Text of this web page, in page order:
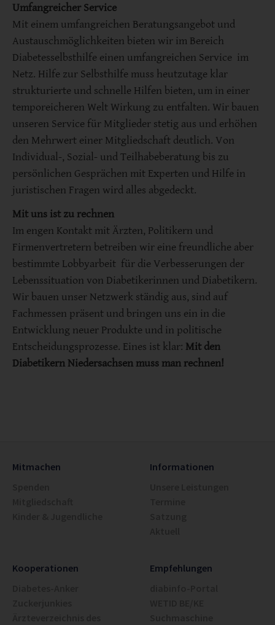
Umfangreicher Service
Mit einem umfangreichen Beratungsangebot und
Austauschmöglichkeiten bieten wir im Bereich
Diabetesselbsthilfe einen umfangreichen Service im
Netz. Hilfe zur Selbsthilfe muss heutzutage klar
strukturierte und schnelle Hilfen bieten, um in einer
temporeicheren Welt Wirkung zu entfalten. Wir bauen
unseren Service für Mitglieder stetig aus und erhöhen
den Mehrwert einer Mitgliedschaft deutlich. Von
Individual-, Sozial- und Teilhabeberatung bis zu
persönlichen Gesprächen mit Experten und Hilfe in
juristischen Fragen wird alles abgedeckt.
Mit uns ist zu rechnen
Im engen Kontakt mit Ärzten, Politikern und
Firmenvertretern betreiben wir eine freundliche aber
bestimmte Lobbyarbeit für die Verbesserungen der
Lebenssituation von Diabetikerinnen und Diabetikern.
Wir bauen unser Netzwerk ständig aus, sind auf
Fachmessen präsent und bringen uns ein in die
Entwicklung neuer Produkte und in politische
Entscheidungsprozesse. Eines ist klar: Mit den
Diabetikern Niedersachsen muss man rechnen!
Mitmachen
Informationen
Kooperationen
Empfehlungen